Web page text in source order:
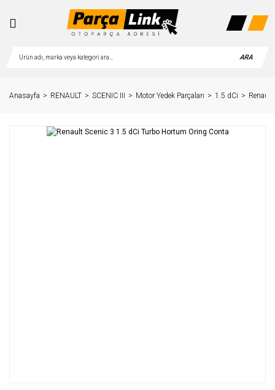
ARA
Anasayfa RENAULT SCENIC III Motor Yedek Parçaları 1.5 dCi